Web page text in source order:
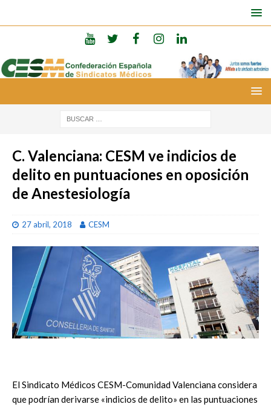
C. Valenciana: CESM ve indicios de
delito en puntuaciones en oposición
de Anestesiología
27 abril, 2018 CESM
El Sindicato Médicos CESM-Comunidad Valenciana considera
que podrían derivarse «indicios de delito» en las puntuaciones